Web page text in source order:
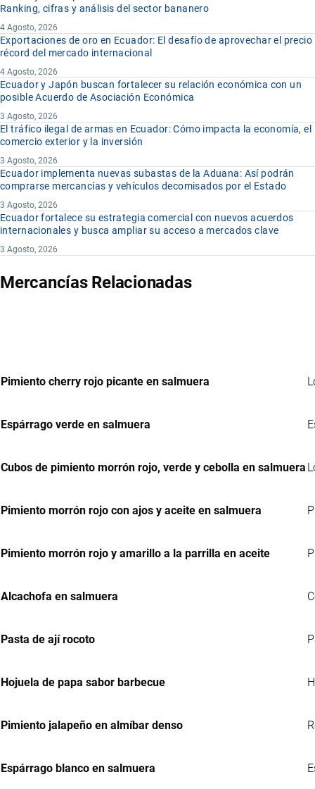
Ranking, cifras y análisis del sector bananero
4 Agosto, 2026
Exportaciones de oro en Ecuador: El desafío de aprovechar el precio
récord del mercado internacional
4 Agosto, 2026
Ecuador y Japón buscan fortalecer su relación económica con un
posible Acuerdo de Asociación Económica
3 Agosto, 2026
El tráfico ilegal de armas en Ecuador: Cómo impacta la economía, el
comercio exterior y la inversión
3 Agosto, 2026
Ecuador implementa nuevas subastas de la Aduana: Así podrán
comprarse mercancías y vehículos decomisados por el Estado
3 Agosto, 2026
Ecuador fortalece su estrategia comercial con nuevos acuerdos
internacionales y busca ampliar su acceso a mercados clave
3 Agosto, 2026
Mercancías Relacionadas
Pimiento cherry rojo picante en salmuera
Espárrago verde en salmuera
Cubos de pimiento morrón rojo, verde y cebolla en salmuera
Pimiento morrón rojo con ajos y aceite en salmuera
Pimiento morrón rojo y amarillo a la parrilla en aceite
Alcachofa en salmuera
Pasta de ají rocoto
Hojuela de papa sabor barbecue
Pimiento jalapeño en almíbar denso
Espárrago blanco en salmuera